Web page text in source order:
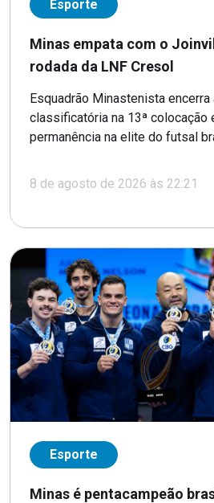
Esporte
Minas empata com o
rodada da LNF Cresol
Esquadrão Minastenista
classificatória na 13ª colocação
permanência na elite do futsal
8 de agosto de 2026 às 22:21
Esporte
Minas é pentacampeão